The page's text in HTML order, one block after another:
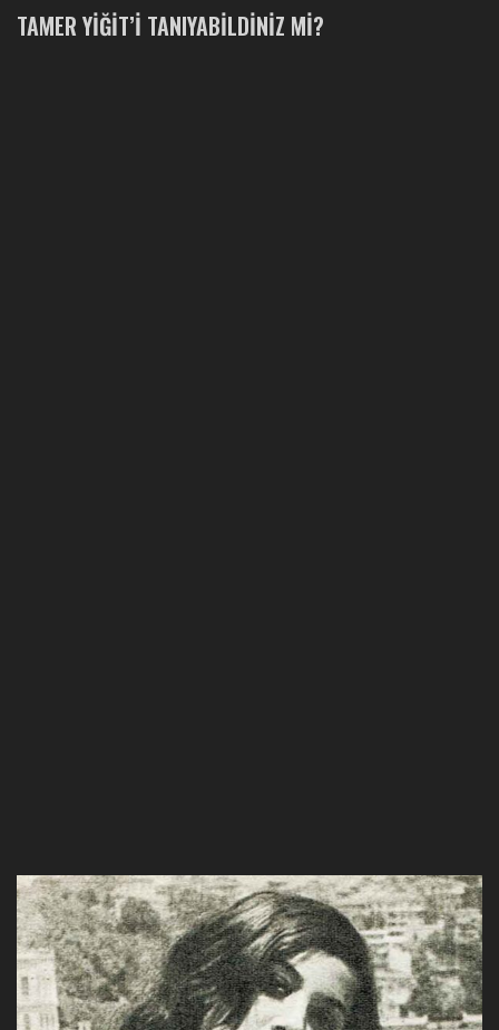
TAMER YIĞIT’I TANIYABILDINIZ MI?